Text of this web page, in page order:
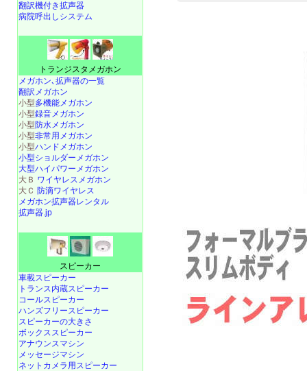
翻訳機付き拡声器
病院呼出しシステム
トランジスタメガホン
メガホン､拡声器の一覧
翻訳メガホン
小型多機能メガホン
小型録音メガホン
小型防水メガホン
小型非常用メガホン
小型ハンドメガホン
小型ショルダーメガホン
大型ハイパワーメガホン
大Ｂ ワイヤレスメガホン
大Ｃ 防滴ワイヤレス
メガホン拡声器レンタル
拡声器.jp
スピーカー
車載スピーカー
トランス内蔵スピーカー
コールスピーカー
ハンズフリースピーカー
スピーカーの大きさ
ボックススピーカー
アナウンスマシン
メッセージマシン
ネットカメラ用スピーカー